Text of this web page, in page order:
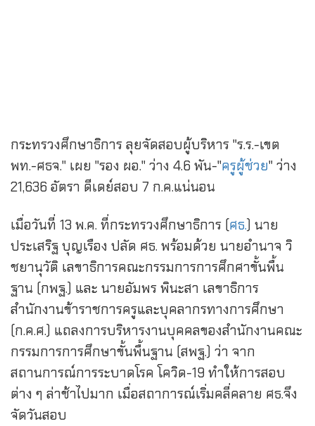
กระทรวงศึกษาธิการ ลุยจัดสอบผู้บริหาร "ร.ร.-เขต
พท.-ศธจ." เผย "รอง ผอ." ว่าง 4.6 พัน-"ครูผู้ช่วย" ว่าง
21,636 อัตรา ดีเดย์สอบ 7 ก.ค.แน่นอน
เมื่อวันที่ 13 พ.ค. ที่กระทรวงศึกษาธิการ (ศธ.) นาย
ประเสริฐ บุญเรือง ปลัด ศธ. พร้อมด้วย นายอำนาจ วิ
ชยานุวัติ เลขาธิการคณะกรรมการการศึกศาขั้นพื้น
ฐาน (กพฐ.) และ นายอัมพร พินะสา เลขาธิการ
สำนักงานข้าราชการครูและบุคลากรทางการศึกษา
(ก.ค.ศ.) แถลงการบริหารงานบุคคลของสำนักงานคณะ
กรรมการการศึกษาขั้นพื้นฐาน (สพฐ.) ว่า จาก
สถานการณ์การระบาดโรค โควิด-19 ทำให้การสอบ
ต่าง ๆ ล่าช้าไปมาก เมื่อสถาการณ์เริ่มคลี่คลาย ศธ.จึง
จัดวันสอบ